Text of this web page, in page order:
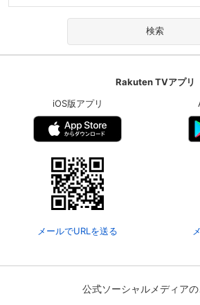
Rakuten TVアプリ
iOS版アプリ
メールでURLを送る
公式ソーシャルメディア